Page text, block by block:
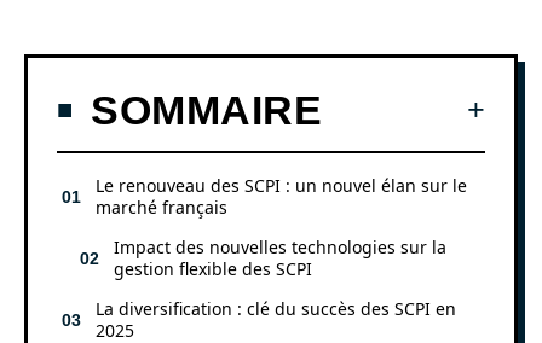
SOMMAIRE
Le renouveau des SCPI : un nouvel élan sur le
marché français
Impact des nouvelles technologies sur la
gestion flexible des SCPI
La diversification : clé du succès des SCPI en
2025